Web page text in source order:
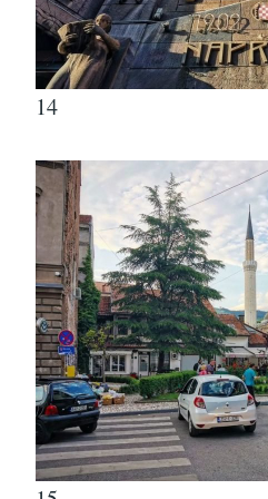
14